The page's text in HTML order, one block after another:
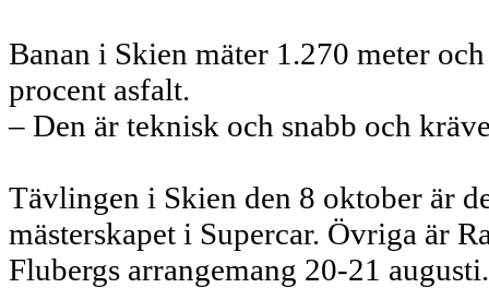
Banan i Skien mäter 1.270 meter
procent asfalt.
– Den är teknisk och snabb och
Tävlingen i Skien den 8 oktober är
mästerskapet i Supercar. Övriga är
Flubergs arrangemang 20-21 augusti.